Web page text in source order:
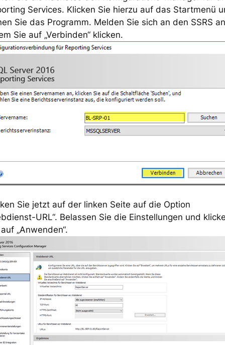
Services. Klicken Sie hierzu auf das Startmenü
Sie das Programm. Melden Sie sich an den SSRS
Sie auf „Verbinden“ klicken.
Sie jetzt auf der linken Seite auf die Option
URL“. Belassen Sie die Einstellungen und
„Anwenden“.